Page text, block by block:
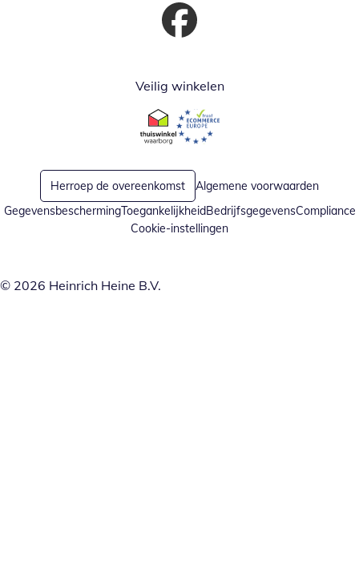
Opent in nieuw venster
Veilig winkelen
Opent in nieuw venster
Opent in nieuw venster
Herroep de overeenkomst
Algemene voorwaarden
GegevensbeschermingToegankelijkheidBedrijfsgegevensCompliance
Cookie-instellingen
© 2026 Heinrich Heine B.V.